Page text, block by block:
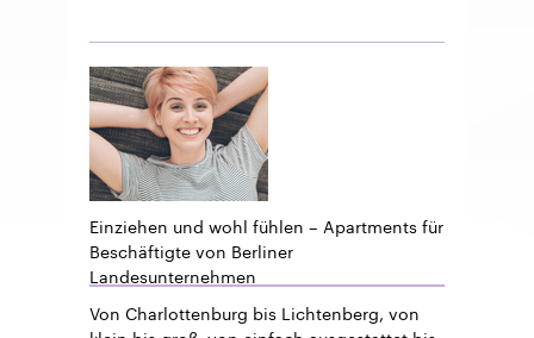
Einziehen und wohl fühlen – Apartments für
Beschäftigte von Berliner
Landesunternehmen
Von Charlottenburg bis Lichtenberg, von